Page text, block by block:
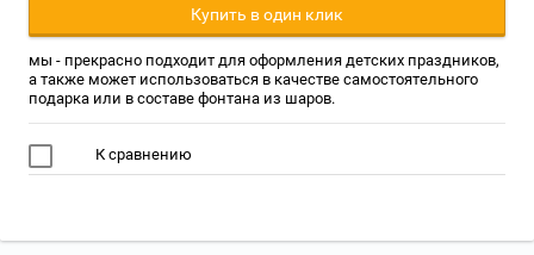
Купить в один клик
мы - прекрасно подходит для оформления детских праздников,
а также может использоваться в качестве самостоятельного
подарка или в составе фонтана из шаров.
К сравнению